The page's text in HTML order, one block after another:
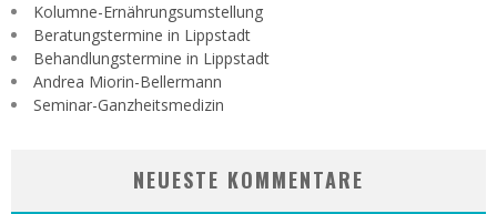
Kolumne-Ernährungsumstellung
Beratungstermine in Lippstadt
Behandlungstermine in Lippstadt
Andrea Miorin-Bellermann
Seminar-Ganzheitsmedizin
NEUESTE KOMMENTARE